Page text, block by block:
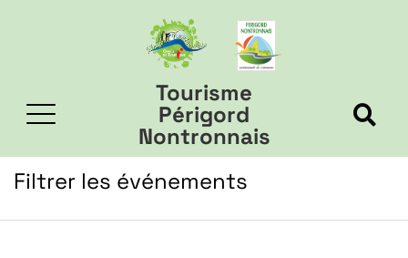
Tourisme
Périgord
Nontronnais
Filtrer les événements